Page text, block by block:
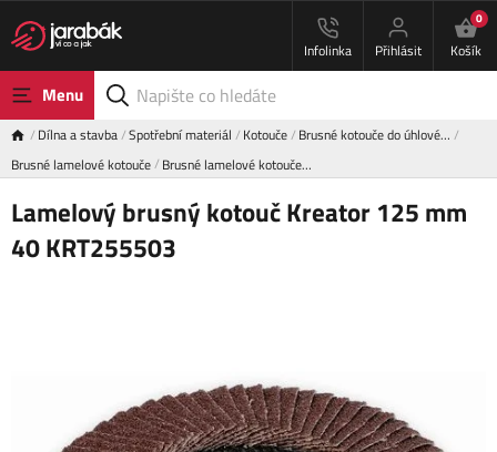
Infolinka Přihlásit
0
Košík
Menu
Dílna a stavba Spotřební materiál Kotouče Brusné kotouče do úhlové…
Brusné lamelové kotouče Brusné lamelové kotouče…
Lamelový brusný kotouč Kreator 125 mm
40 KRT255503